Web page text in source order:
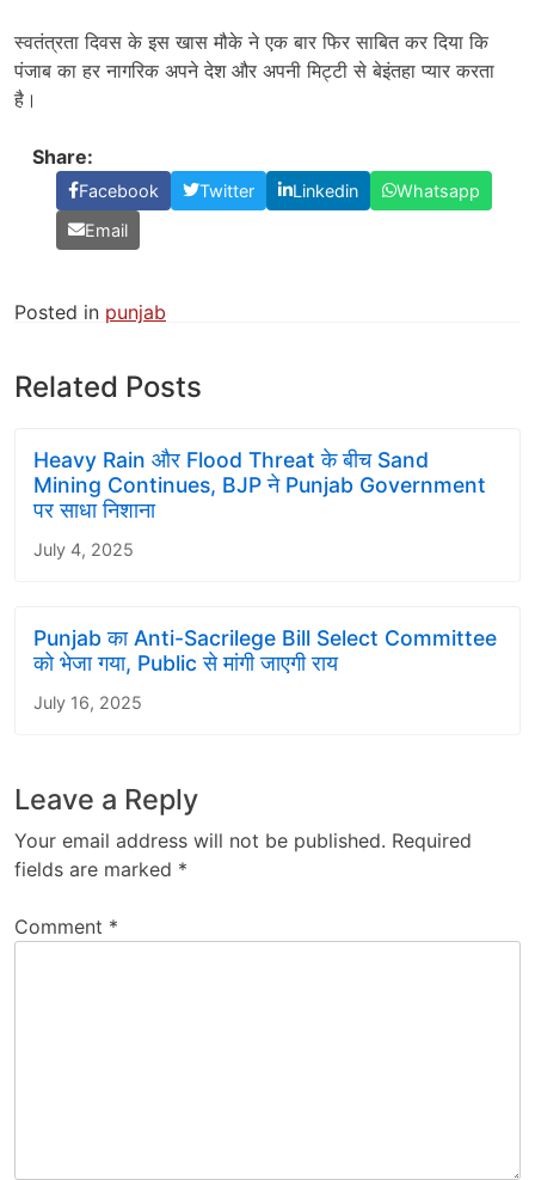
स्वतंत्रता दिवस के इस खास मौके ने एक बार फिर साबित कर दिया कि
पंजाब का हर नागरिक अपने देश और अपनी मिट्टी से बेइंतहा प्यार करता
है।
Share:
Facebook Twitter Linkedin
Whatsapp
Email
Posted in punjab
Related Posts
Heavy Rain और Flood Threat के बीच Sand
Mining Continues, BJP ने Punjab Government
पर साधा निशाना
July 4, 2025
Punjab का Anti-Sacrilege Bill Select Committee
को भेजा गया, Public से मांगी जाएगी राय
July 16, 2025
Leave a Reply
Your email address will not be published. Required
fields are marked *
Comment *